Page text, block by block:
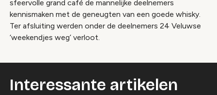
sfeervolle grand café de mannelijke deelnemers
kennismaken met de geneugten van een goede whisky.
Ter afsluiting werden onder de deelnemers 24 Veluwse
‘weekendjes weg’ verloot.
Interessante artikelen